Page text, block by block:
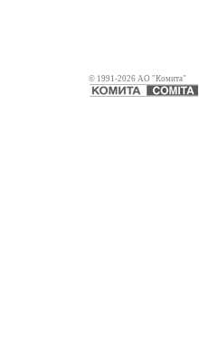
© 1991-2026 АО "Комита"